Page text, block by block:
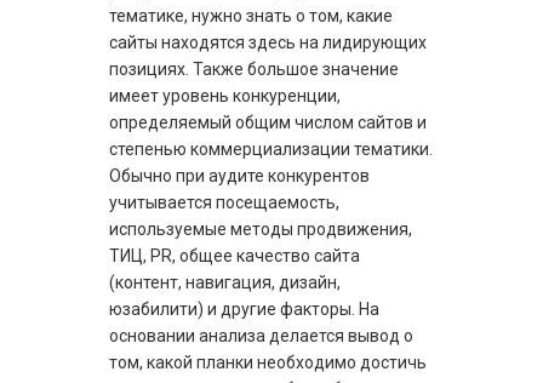
тематике, нужно знать о том, какие
сайты находятся здесь на лидирующих
позициях. Также большое значение
имеет уровень конкуренции,
определяемый общим числом сайтов и
степенью коммерциализации тематики.
Обычно при аудите конкурентов
учитывается посещаемость,
используемые методы продвижения,
ТИЦ, PR, общее качество сайта
(контент, навигация, дизайн,
юзабилити) и другие факторы. На
основании анализа делается вывод о
том, какой планки необходимо достичь